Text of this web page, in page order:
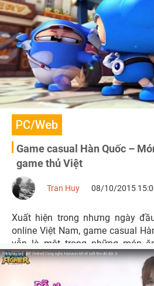
PC/Web
Game casual Hàn Quốc –
game thủ Việt
Tran Huy 08/10/2015
Xuất hiện trong nhưng ngày
online Việt Nam, game casual
vẫn là một trong những món
trong lòng các game thủ Việt